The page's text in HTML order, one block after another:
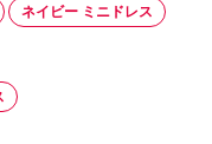
ネイビー ミニドレス